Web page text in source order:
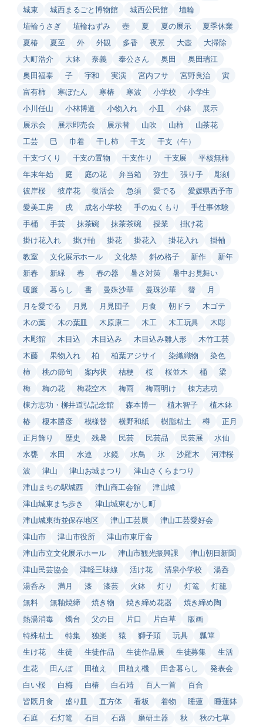
城東 城西まるごと博物館 城西公民館
埴輪
埴輪うさぎ
埴輪ねずみ 壺 夏 夏の展示
夏季休業
夏椿
夏至 外 外観 多香 夜景 大壺
大掃除
大町浩介
大鉢 奈義 奉公さん 奥田
奥田瑞江
奥田福泰
子 宇和 実演 宮内フサ 宮野良治
寅
富有柿
寒ぼたん 寒椿 寒波 小学校
小学生
小川任山
小林博道 小物入れ 小皿 小鉢
展示
展示会
展示即売会 展示替 山吹 山柿
山茶花
工芸
巳 巾着 干し柿 干支
干支（午）
干支づくり
干支の置物 干支作り 干支展
平核無柿
年末年始
庭 庭の花 弁当箱 弥生 張り子
彫刻
彼岸桜
彼岸花 復活会 急須 愛でる
愛媛県西予市
愛美工房
戌 成名小学校 手のぬくもり
手仕事体験
手桶
手芸 抹茶碗 抹茶茶碗 授業
掛け花
掛け花入れ
掛け軸 掛花 掛花入 掛花入れ
掛軸
教室
文化展示ホール 文化祭 斜め格子 新作
新年
新春
新緑 春 春の器 暑さ対策
暑中お見舞い
暖簾
暮らし 書 曼殊沙華 曼珠沙華 替
月
月を愛でる
月見 月見団子 月食 朝ドラ
木ゴテ
木の葉
木の葉皿 木原康二 木工 木工玩具
木彫
木彫館
木目込 木目込み 木目込み雛人形
木竹工芸
木藤
果物入れ 柏 柏葉アジサイ 染織織物
染色
柿
桃の節句 案内状 桔梗 桜 桜並木 桶
梁
梅
梅の花 梅花空木 梅雨 梅雨明け
棟方志功
棟方志功・柳井道弘記念館
森本博一 植木智子
植木鉢
椿
榎本勝彦 模様替 横野和紙 樹脂粘土 樽
正月
正月飾り
歴史 残暑 民芸 民芸品 民芸展
水仙
水甕
水田 水連 水鏡 水鳥 氷 沙羅木
河津桜
波
津山 津山お城まつり
津山さくらまつり
津山まちの駅城西
津山商工会館
津山城
津山城東まち歩き
津山城東むかし町
津山城東街並保存地区
津山工芸展
津山工芸愛好会
津山市
津山市役所
津山市東庁舎
津山市立文化展示ホール
津山市観光振興課
津山朝日新聞
津山民芸協会
津軽三味線 活け花 清泉小学校
湯呑
湯呑み
満月 漆 漆芸 火鉢 灯り 灯篭
灯籠
無料
無釉焼締 焼き物 焼き締め花器
焼き締め陶
熱湯消毒
燭台 父の日 片口 片白草
版画
特殊粘土
特集 独楽 猿 獅子頭 玩具
瓢箪
生け花
生徒 生徒作品 生徒作品展 生徒募集
生活
生花
田んぼ 田植え 田植え機 田舎暮らし
発表会
白い桜
白梅 白椿 白石靖 百人一首
百合
皆既月食
盛り皿 直方体 看板 着物 睡蓮
睡蓮鉢
石庭
石灯篭 石目 石蕗 磨研土器 秋
秋の七草